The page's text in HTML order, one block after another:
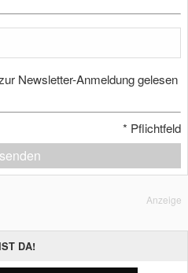
Newsletter-Anmeldung gelesen
* Pflichtfeld
Anzeige
DA!